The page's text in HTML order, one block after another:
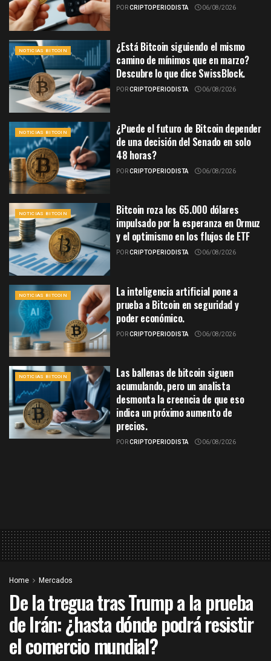
PORCRIPTOPERIODISTA 06/08/2026
NOTICIAS BITCOIN
¿Está Bitcoin siguiendo el mismo
camino de mínimos que en marzo?
Descubre lo que dice SwissBlock.
PORCRIPTOPERIODISTA 06/08/2026
NOTICIAS BITCOIN
¿Puede el futuro de Bitcoin depender
de una decisión del Senado en solo
48 horas?
PORCRIPTOPERIODISTA 06/08/2026
NOTICIAS BITCOIN
Bitcoin roza los 65.000 dólares
impulsado por la esperanza en Ormuz
y el optimismo en los flujos de ETF
PORCRIPTOPERIODISTA 06/08/2026
NOTICIAS BITCOIN
La inteligencia artificial pone a
prueba a Bitcoin en seguridad y
poder económico.
PORCRIPTOPERIODISTA 06/08/2026
NOTICIAS BITCOIN
Las ballenas de bitcoin siguen
acumulando, pero un analista
desmonta la creencia de que eso
indica un próximo aumento de
precios.
PORCRIPTOPERIODISTA 06/08/2026
Home Mercados
De la tregua tras Trump a la prueba
de Irán: ¿hasta dónde podrá resistir
el comercio mundial?